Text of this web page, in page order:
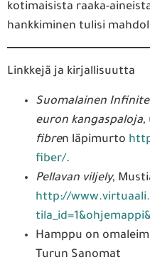
kotimaisista raaka-
hankkiminen tulisi
Linkkejä ja kirjallisuutta
Suomalainen
euron kangaspaloja,
fibren läpimurto
fiber/.
Pellavan viljely,
http://
Hamppu on
Turun Sanomat